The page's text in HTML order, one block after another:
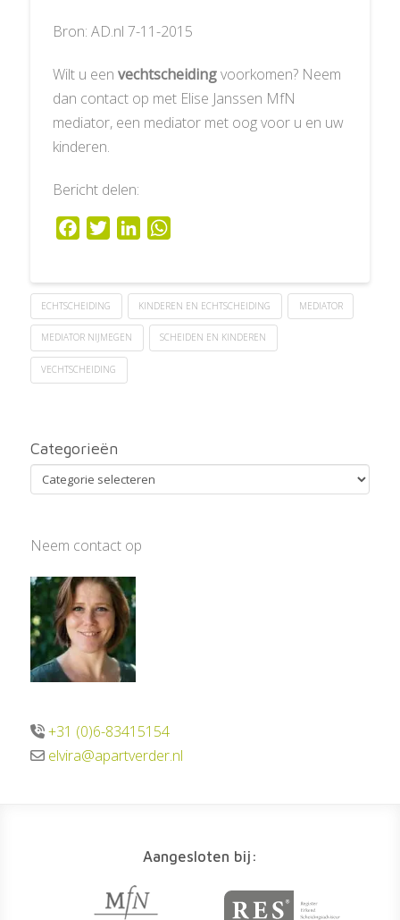
Bron: AD.nl 7-11-2015
Wilt u een vechtscheidingvoorkomen? Neem
dan contact op met Elise Janssen MfN
mediator, een mediator met oog voor u en uw
kinderen.
Bericht delen:
FacebookTwitterLinkedIn
ECHTSCHEIDING KINDEREN EN ECHTSCHEIDING MEDIATOR
MEDIATOR NIJMEGEN SCHEIDEN EN KINDEREN
VECHTSCHEIDING
Categorieën
Categorieën
Neem contact op
+31 (0)6-83415154
elvira@apartverder.nl
Aangesloten bij: